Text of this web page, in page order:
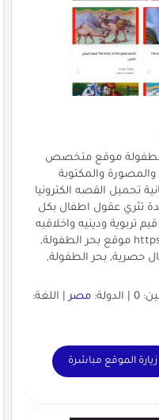
موقع متخصص
والمكتوبة
تحميل القصه الكترونيا
تثري عقول اطفال بكل
تربوية ودينيه واخلاقيه
هامة https://www.seaofchildhood.com موقع بحر الطفولة,
بحر الطفولة,
مصر| اللغة:
زيارة الموقع مباشرة